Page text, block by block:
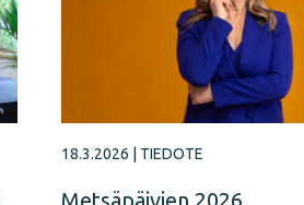
18.3.2026 TIEDOTE
Metsäpäivien 2026